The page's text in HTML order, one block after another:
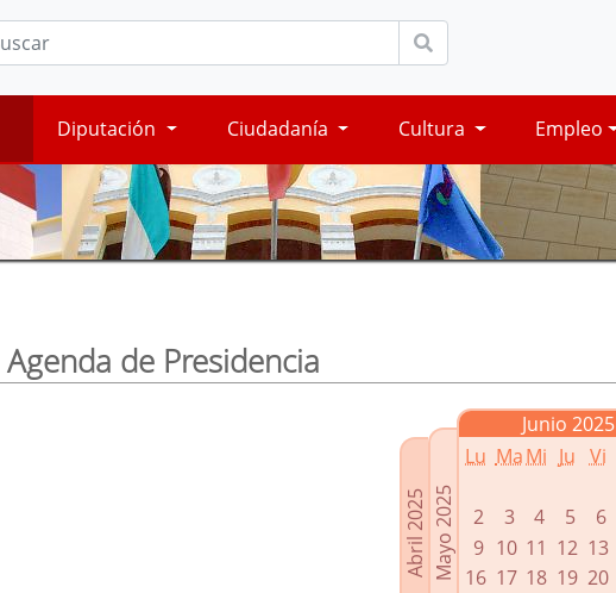
Diputación Ciudadanía Cultura Empleo
Agenda de Presidencia
Abril 2025Mayo 2025
Junio 2025
Lu MaMi Ju Vi
2
3 4 5 6
9 10 11 12 13
16 17 18 19 20